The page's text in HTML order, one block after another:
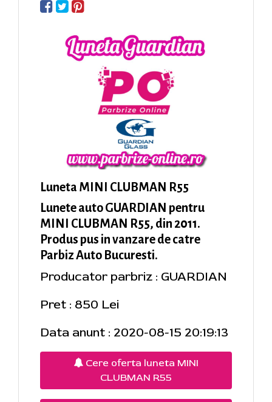
Luneta MINI CLUBMAN R55
Lunete auto GUARDIAN pentru
MINI CLUBMAN R55, din 2011.
Produs pus in vanzare de catre
Parbiz Auto Bucuresti.
Producator parbriz : GUARDIAN
Pret : 850 Lei
Data anunt : 2020-08-15 20:19:13
Cere oferta luneta MINI
CLUBMAN R55